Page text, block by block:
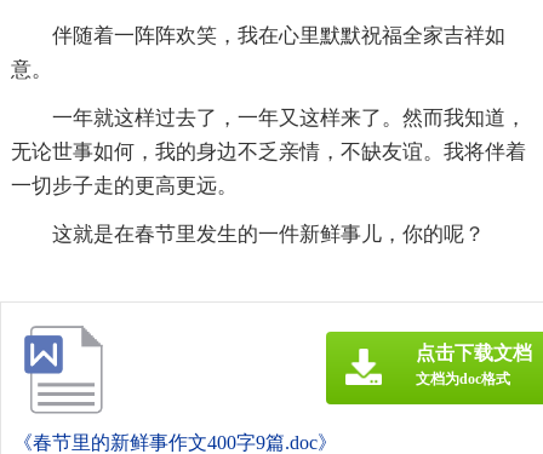
伴随着一阵阵欢笑，我在心里默默祝福全家吉祥如
意。
一年就这样过去了，一年又这样来了。然而我知道，
无论世事如何，我的身边不乏亲情，不缺友谊。我将伴着
一切步子走的更高更远。
这就是在春节里发生的一件新鲜事儿，你的呢？
《春节里的新鲜事作文400字9篇.doc》
点击下载文档
文档为doc格式